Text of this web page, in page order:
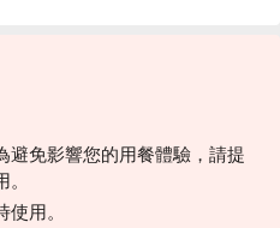
避免影響您的用餐體驗，請提
用。